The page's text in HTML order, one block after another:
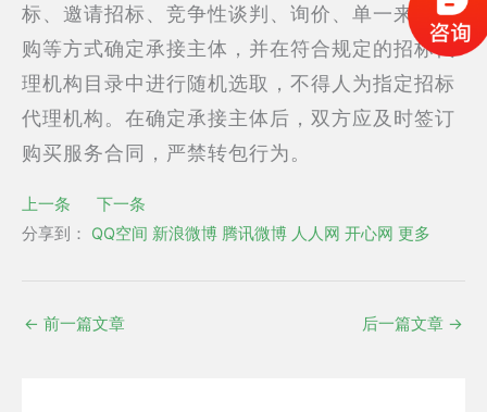
标、邀请招标、竞争性谈判、询价、单一来源采
购等方式确定承接主体，并在符合规定的招标代
理机构目录中进行随机选取，不得人为指定招标
代理机构。在确定承接主体后，双方应及时签订
购买服务合同，严禁转包行为。
上一条
下一条
分享到：
QQ空间 新浪微博 腾讯微博 人人网 开心网 更多
← 前一篇文章 后一篇文章 →